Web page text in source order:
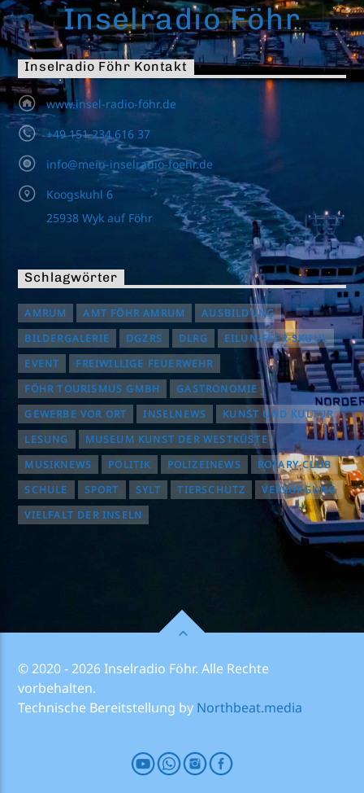
Inselradio Föhr
Inselradio Föhr Kontakt
www.insel-radio-föhr.de
+49 151 234 616 37
info@mein-inselradio-foehr.de
Koogskuhl 6
25938 Wyk auf Föhr
Schlagwörter
AMRUM AMT FÖHR AMRUM
AUSBILDUNG
BILDERGALERIE
DGZRS DLRG
EILUN-FEER-SKUUL
EVENT
FREIWILLIGE FEUERWEHR
FÖHR TOURISMUS GMBH
GASTRONOMIE
GEWERBE VOR ORT
INSELNEWS
KUNST UND KULTUR
LESUNG
MUSEUM KUNST DER WESTKÜSTE
MUSIKNEWS
POLITIK POLIZEINEWS
ROTARY CLUB
SCHULE
SPORT SYLT TIERSCHUTZ
VERSORGUNG
VIELFALT DER INSELN
© 2020 - 2026 Inselradio Föhr. Alle Rechte
vorbehalten.
Technische Bereitstellung by Northbeat.media